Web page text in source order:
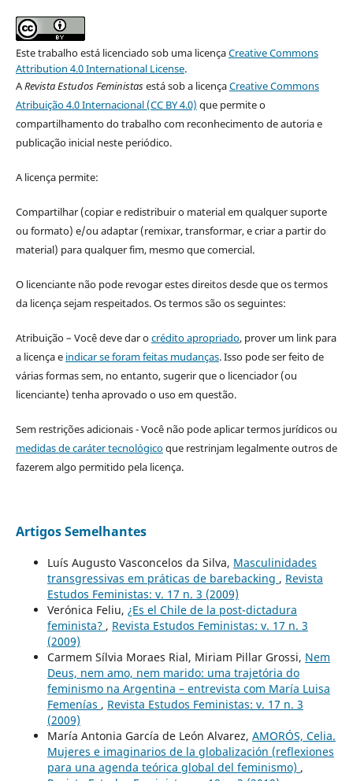
Este trabalho está licenciado sob uma licençaCreative Commons
Attribution 4.0 International License.
ARevista Estudos Feministasestá sob a licençaCreative Commons
Atribuição 4.0 Internacional (CC BY 4.0) que permite o
compartilhamento do trabalho com reconhecimento de autoria e
publicação inicial neste periódico.
A licença permite:
Compartilhar (copiar e redistribuir o material em qualquer suporte
ou formato) e/ou adaptar (remixar, transformar, e criar a partir do
material) para qualquer fim, mesmo que comercial.
O licenciante não pode revogar estes direitos desde que os termos
da licença sejam respeitados. Os termos são os seguintes:
Atribuição – Você deve dar ocrédito apropriado, prover um link para
a licença e indicar se foram feitas mudanças. Isso pode ser feito de
várias formas sem, no entanto, sugerir que o licenciador (ou
licenciante) tenha aprovado o uso em questão.
Sem restrições adicionais - Você não pode aplicar termos jurídicos ou
medidas de caráter tecnológicoque restrinjam legalmente outros de
fazerem algo permitido pela licença.
Artigos Semelhantes
Luís Augusto Vasconcelos da Silva, Masculinidades
transgressivas em práticas de barebacking , Revista
Estudos Feministas: v. 17 n. 3 (2009)
Verónica Feliu, ¿Es el Chile de la post-dictadura
feminista? , Revista Estudos Feministas: v. 17 n. 3
(2009)
Carmem Sílvia Moraes Rial, Miriam Pillar Grossi, Nem
Deus, nem amo, nem marido: uma trajetória do
feminismo na Argentina – entrevista com María Luisa
Femenías , Revista Estudos Feministas: v. 17 n. 3
(2009)
María Antonia García de León Alvarez, AMORÓS, Celia.
Mujeres e imaginarios de la globalización (reflexiones
para una agenda teórica global del feminismo) ,